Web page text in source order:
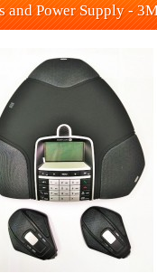
and Power Supply -